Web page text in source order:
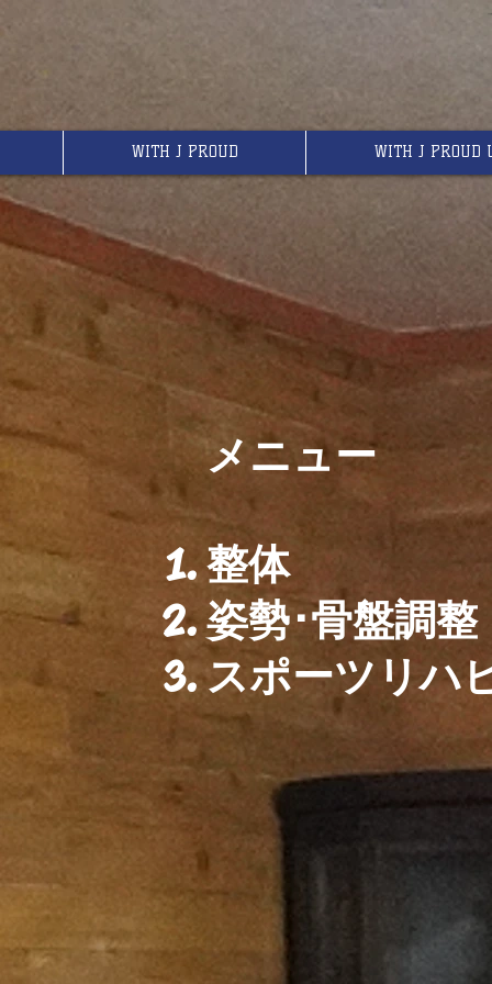
WITH J PROUD WITH J PROUD
メニュー​
​整体
姿勢･骨盤調整
スポーツリハ